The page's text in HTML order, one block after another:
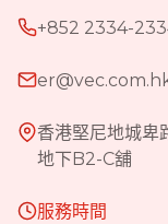
+852 2334-
香港堅尼地城卑
地下B2-C舖
服務時間